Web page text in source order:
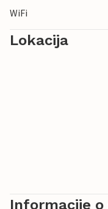
WiFi
Lokacija
Informacije